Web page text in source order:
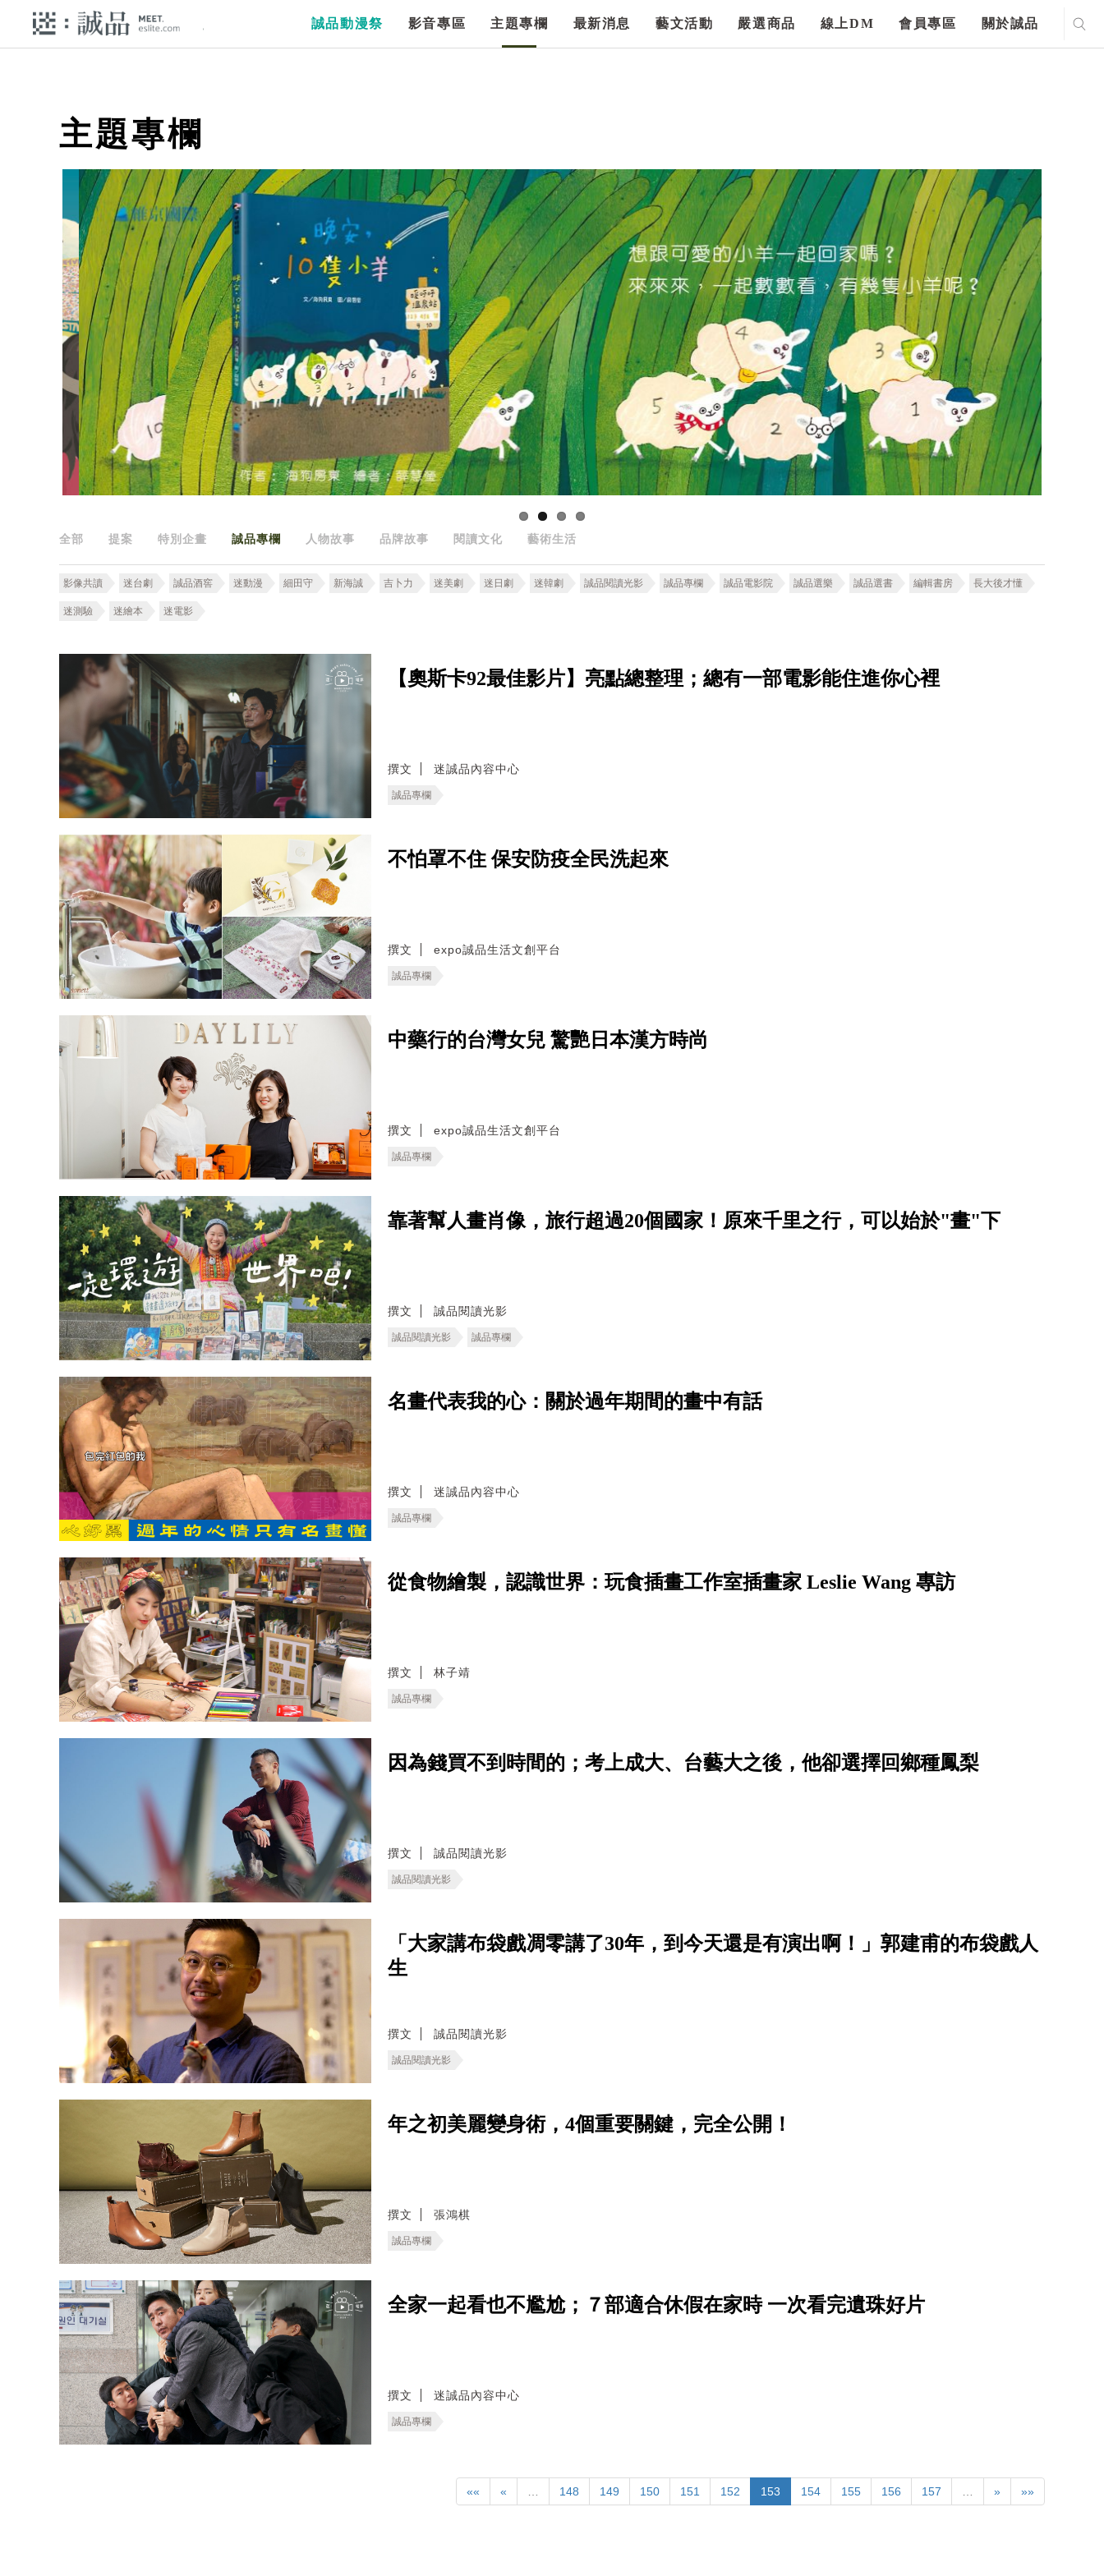
誠品動漫祭 影音專區 主題專欄 最新消息 藝文活動 嚴選商品 線上DM 會員專區 關於誠品
主題專欄
全部 提案 特別企畫 誠品專欄 人物故事 品牌故事 閱讀文化 藝術生活
影像共讀 迷台劇 誠品酒窖 迷動漫 細田守 新海誠 吉卜力 迷美劇 迷日劇 迷韓劇 誠品閱讀光影 誠品專欄 誠品電影院 誠品選樂 誠品選書 編輯書房 長大後才懂
迷測驗 迷繪本 迷電影
【奧斯卡92最佳影片】亮點總整理；總有一部電影能住進你心裡
撰文 迷誠品內容中心
誠品專欄
不怕罩不住 保安防疫全民洗起來
撰文 expo誠品生活文創平台
誠品專欄
中藥行的台灣女兒 驚艷日本漢方時尚
撰文 expo誠品生活文創平台
誠品專欄
靠著幫人畫肖像，旅行超過20個國家！原來千里之行，可以始於"畫"下
撰文 誠品閱讀光影
誠品閱讀光影 誠品專欄
名畫代表我的心：關於過年期間的畫中有話
撰文 迷誠品內容中心
誠品專欄
從食物繪製，認識世界：玩食插畫工作室插畫家 Leslie Wang 專訪
撰文 林子靖
誠品專欄
因為錢買不到時間的；考上成大、台藝大之後，他卻選擇回鄉種鳳梨
撰文 誠品閱讀光影
誠品閱讀光影
「大家講布袋戲凋零講了30年，到今天還是有演出啊！」郭建甫的布袋戲人
生
撰文 誠品閱讀光影
誠品閱讀光影
年之初美麗變身術，4個重要關鍵，完全公開！
撰文 張鴻棋
誠品專欄
全家一起看也不尷尬；７部適合休假在家時 一次看完遺珠好片
撰文 迷誠品內容中心
誠品專欄
«« « … 148 149 150 151 152 153 154 155 156 157 … » »»